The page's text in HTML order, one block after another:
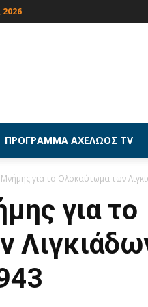
ΠΡΟΓΡΑΜΜΑ ΑΧΕΛΩΟΣ TV
Μνήμης για το Ολοκαύτωμα των
για το